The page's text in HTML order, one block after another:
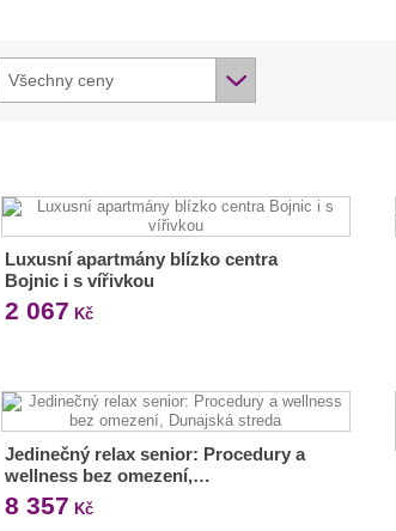
Všechny ceny
Luxusní apartmány blízko centra
Bojnic i s vířivkou
2 067 Kč
Jedinečný relax senior: Procedury a
wellness bez omezení,…
8 357 Kč